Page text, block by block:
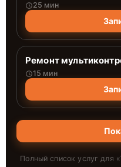
25 мин
Ремонт
15 мин
Полный список услуг для «